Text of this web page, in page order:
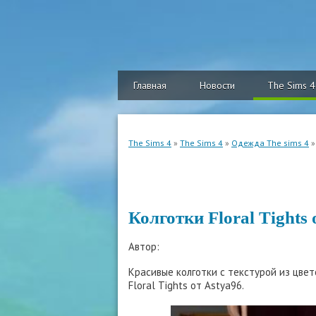
Главная Новости The Sims 4
The Sims 4 » The Sims 4 » Одежда The sims 4
Колготки Floral Tights
Автор:
Красивые колготки с текстурой из
Floral Tights от Astya96.